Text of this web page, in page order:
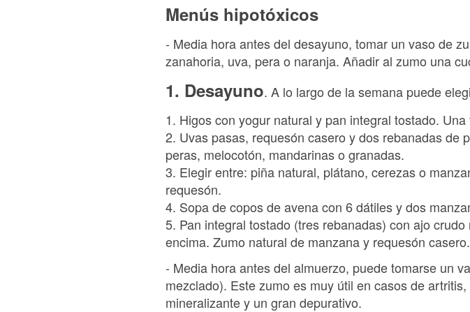
Menús hipotóxicos
- Media hora antes del desayuno, tomar un vaso de
zanahoria, uva, pera o naranja. Añadir al zumo una
1. Desayuno. A lo largo de la semana puede
1. Higos con yogur natural y pan integral tostado.
2. Uvas pasas, requesón casero y dos rebanadas de
peras, melocotón, mandarinas o granadas.
3. Elegir entre: piña natural, plátano, cerezas o
requesón.
4. Sopa de copos de avena con 6 dátiles y dos
5. Pan integral tostado (tres rebanadas) con ajo
encima. Zumo natural de manzana y requesón casero.
- Media hora antes del almuerzo, puede tomarse un
mezclado). Este zumo es muy útil en casos de
mineralizante y un gran depurativo.